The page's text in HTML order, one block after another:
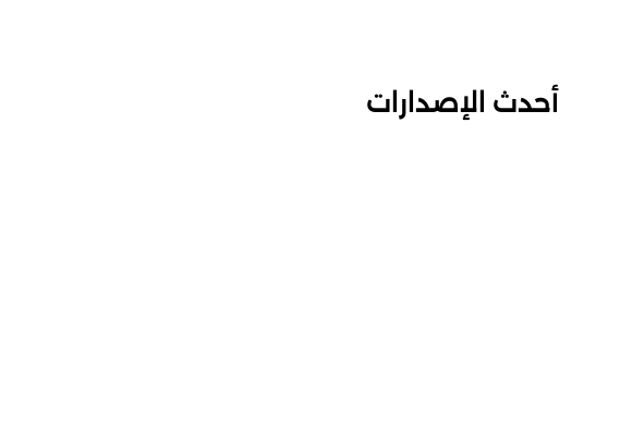
أحدث الإصدارات